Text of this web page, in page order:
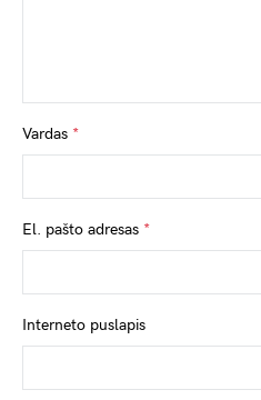
Vardas *
El. pašto adresas *
Interneto puslapis